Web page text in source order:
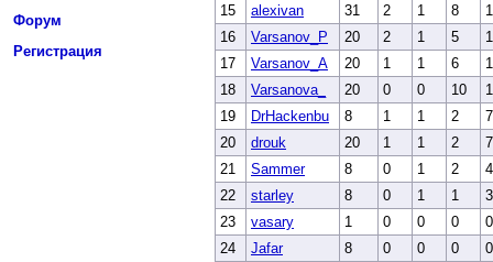
Форум
Регистрация
15
alexivan 31 2 1 8
16
Varsanov_P 20 2 1 5
17
Varsanov_A 20 1 1 6
18
Varsanova_ 20 0 0 10
19
DrHackenbu 8 1 1 2
7
20
drouk 20 1 1 2
7
21
Sammer 8 0 1 2
4
22
starley 8 0 1 1
3
23
vasary 1 0 0 0
0
24
Jafar 8 0 0 0 0